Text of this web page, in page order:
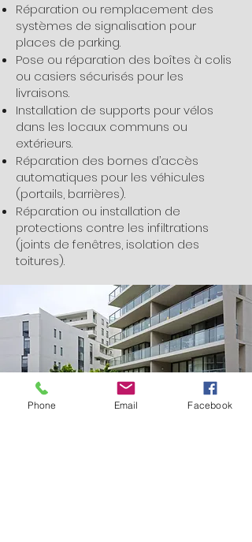
Réparation ou remplacement des
systèmes de signalisation pour
places de parking.
Pose ou réparation des boîtes à colis
ou casiers sécurisés pour les
livraisons.
Installation de supports pour vélos
dans les locaux communs ou
extérieurs.
Réparation des bornes d’accès
automatiques pour les véhicules
(portails, barrières).
Réparation ou installation de
protections contre les infiltrations
(joints de fenêtres, isolation des
toitures).
Phone Email Facebook